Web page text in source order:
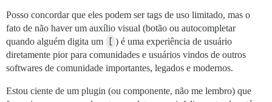
Posso concordar que eles podem ser tags de uso limitado, mas o
fato de não haver um auxílio visual (botão ou autocompletar
quando alguém digita um
[ ) é uma experiência de usuário
diretamente pior para comunidades e usuários vindos de outros
softwares de comunidade importantes, legados e modernos.
Estou ciente de um plugin (ou componente, não me lembro) que